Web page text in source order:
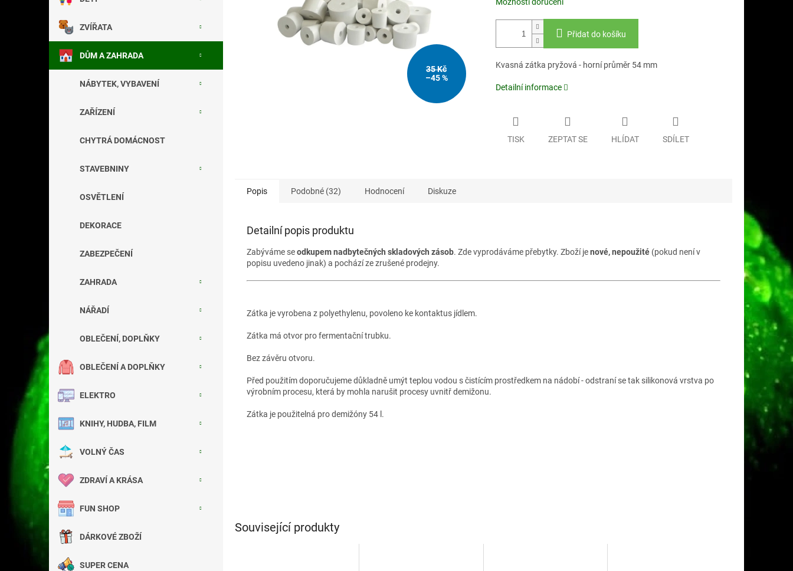
ZVÍŘATA
DŮM A ZAHRADA
NÁBYTEK, VYBAVENÍ
ZAŘÍZENÍ
CHYTRÁ DOMÁCNOST
STAVEBNINY
OSVĚTLENÍ
DEKORACE
ZABEZPEČENÍ
ZAHRADA
NÁŘADÍ
OBLEČENÍ, DOPLŇKY
OBLEČENÍ A DOPLŇKY
ELEKTRO
KNIHY, HUDBA, FILM
VOLNÝ ČAS
ZDRAVÍ A KRÁSA
FUN SHOP
DÁRKOVÉ ZBOŽÍ
SUPER CENA
35 Kč
–45 %
Možnosti doručení
Přidat do košíku
Kvasná zátka pryžová - horní průměr 54 mm
Detailní informace
TISK ZEPTAT SE HLÍDAT SDÍLET
Popis Podobné (32) Hodnocení Diskuze
Detailní popis produktu
Zabýváme seodkupem nadbytečných skladových zásob. Zde vyprodáváme přebytky. Zboží jenové, nepoužité (pokud není v
popisu uvedeno jinak) a pochází ze zrušené prodejny.
Zátka je vyrobena z polyethylenu, povoleno ke kontaktus jídlem.
Zátka má otvor pro fermentační trubku.
Bez závěru otvoru.
Před použitím doporučujeme důkladně umýt teplou vodou s čistícím prostředkem na nádobí - odstraní se tak silikonová vrstva po
výrobním procesu, která by mohla narušit procesy uvnitř demižonu.
Zátka je použitelná pro demižóny 54 l.
Související produkty